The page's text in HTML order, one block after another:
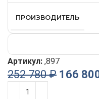
ПРОИЗВОДИТЕЛЬ
Артикул: ,897
252 780₽ 166
Alternative: